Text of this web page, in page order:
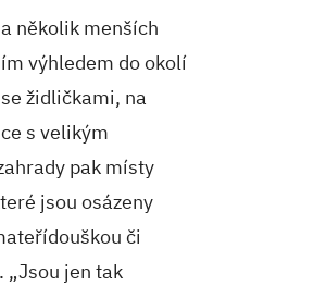
několik menších
výhledem do okolí
židličkami, na
s velikým
pak místy
jsou osázeny
či
„Jsou jen tak